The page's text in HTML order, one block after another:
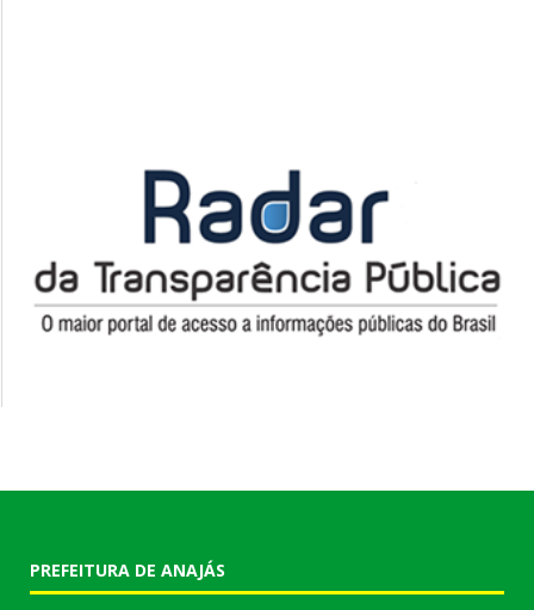
PREFEITURA DE ANAJÁS